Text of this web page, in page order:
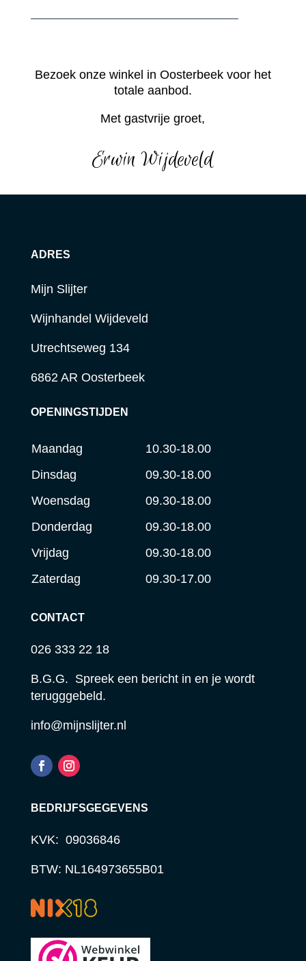
Bezoek onze winkel in Oosterbeek voor het
totale aanbod.
Met gastvrije groet,
Erwin Wijdeveld
ADRES
Mijn Slijter
Wijnhandel Wijdeveld
Utrechtseweg 134
6862 AR Oosterbeek
OPENINGSTIJDEN
Maandag
10.30-18.00
Dinsdag
09.30-18.00
Woensdag
09.30-18.00
Donderdag
09.30-18.00
Vrijdag
09.30-18.00
Zaterdag
09.30-17.00
CONTACT
026 333 22 18
B.G.G. Spreek een bericht in en je wordt
terugggebeld.
info@mijnslijter.nl
BEDRIJFSGEGEVENS
KVK: 09036846
BTW: NL164973655B01